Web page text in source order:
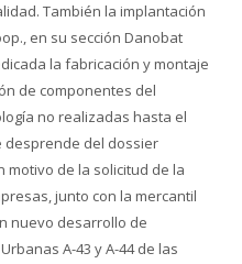
También la implantación
en su sección Danobat
la fabricación y montaje
de componentes del
no realizadas hasta el
desprende del dossier
de la solicitud de la
junto con la mercantil
nuevo desarrollo de
A-43 y A-44 de las